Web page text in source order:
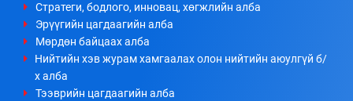
Стратеги, бодлого, инновац, хөгжлийн алба
Эрүүгийн цагдаагийн алба
Мөрдөн байцаах алба
Нийтийн хэв журам хамгаалах олон нийтийн аюулгүй б/
х алба
Тээврийн цагдаагийн алба